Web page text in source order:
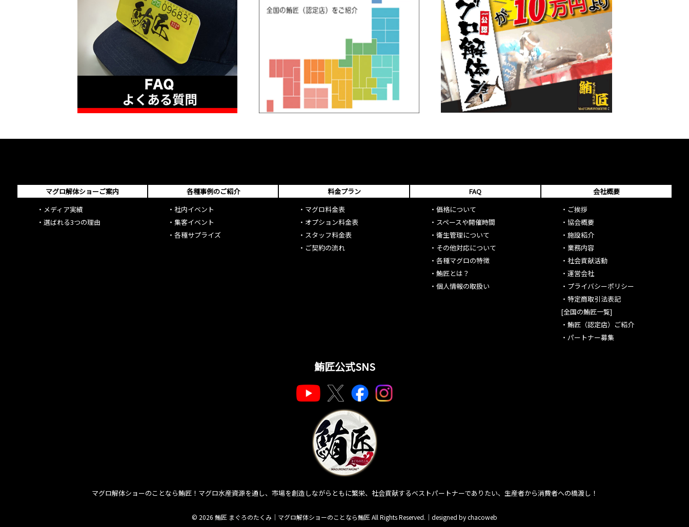
マグロ解体ショーご案内
・ メディア実績
・ 選ばれる3つの理由
各種事例のご紹介
・ 社内イベント
・ 集客イベント
・ 各種サプライズ
料金プラン
・ マグロ料金表
・ オプション料金表
・ スタッフ料金表
・ ご契約の流れ
FAQ
・価格について
・ スペースや開催時間
・衛生管理について
・ その他対応について
・各種マグロの特徴
・鮪匠とは？
・個人情報の取扱い
会社概要
・ ご挨拶
・協会概要
・施設紹介
・ 業務内容
・社会貢献活動
・運営会社
・ プライバシーポリシー
・特定商取引法表記
[全国の鮪匠一覧]
・鮪匠（認定店）ご紹介
・ パートナー募集
鮪匠公式SNS
マグロ解体ショーのことなら鮪匠！マグロ水産資源を通し、市場を創造しながらともに繁栄、社会貢献するベストパートナーでありたい、生産者から消費者への橋渡し！
© 2026 鮪匠 まぐろのたくみ｜マグロ解体ショーのことなら鮪匠 All Rights Reserved.｜ designed by chacoweb